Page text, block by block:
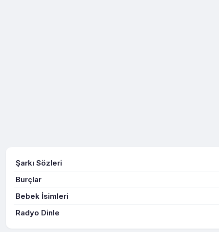
Şarkı Sözleri
Burçlar
Bebek İsimleri
Radyo Dinle